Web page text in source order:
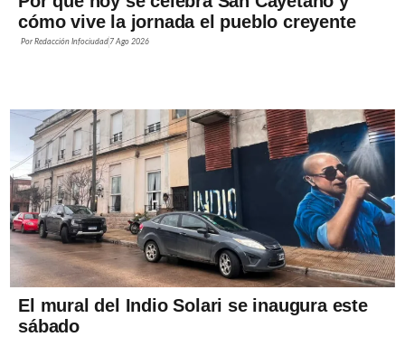
cómo vive la jornada el pueblo creyente
PorRedacción Infociudad 7 Ago 2026
El mural del Indio Solari se inaugura este
sábado